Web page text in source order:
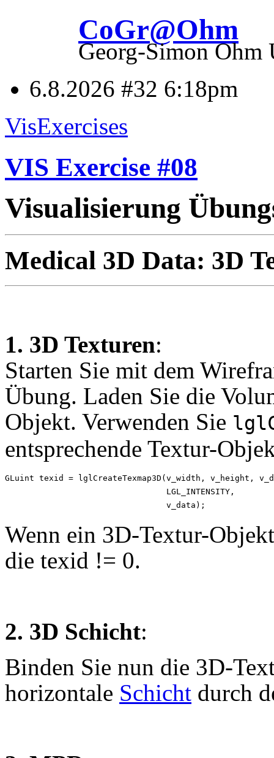
CoGr@Ohm
Georg-Simon Ohm
6.8.2026 #32 6:18pm
VisExercises
VIS Exercise #08
Visualisierung
Medical 3D Data: 3D
1. 3D Texturen:
Starten Sie mit dem
Übung. Laden Sie die
Objekt. Verwenden Sie
entsprechende Textur-
GLuint texid = lglCreateTexmap3D(v_width, v_height,
                                 LGL_INTENSITY,
Wenn ein 3D-Textur-
die texid != 0.
2. 3D Schicht:
Binden Sie nun die 3D-
horizontale Schicht durch